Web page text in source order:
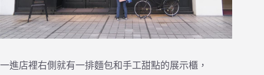
一進店裡右側就有一排麵包和手工甜點的展示櫃，